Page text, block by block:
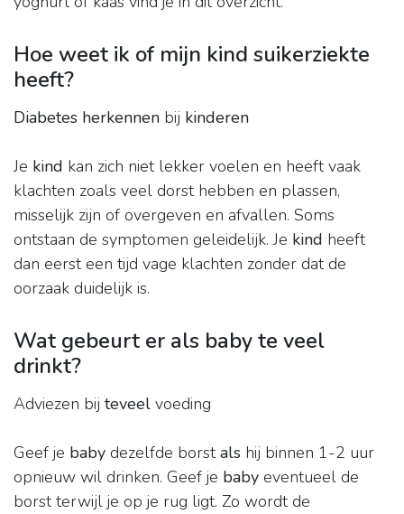
Hoe weet ik of mijn kind suikerziekte
heeft?
Diabetes herkennen bij kinderen
Je kind kan zich niet lekker voelen en heeft vaak
klachten zoals veel dorst hebben en plassen,
misselijk zijn of overgeven en afvallen. Soms
ontstaan de symptomen geleidelijk. Je kind heeft
dan eerst een tijd vage klachten zonder dat de
oorzaak duidelijk is.
Wat gebeurt er als baby te veel
drinkt?
Adviezen bij teveel voeding
Geef je baby dezelfde borstals hij binnen 1-2 uur
opnieuw wil drinken. Geef je baby eventueel de
borst terwijl je op je rug ligt. Zo wordt de